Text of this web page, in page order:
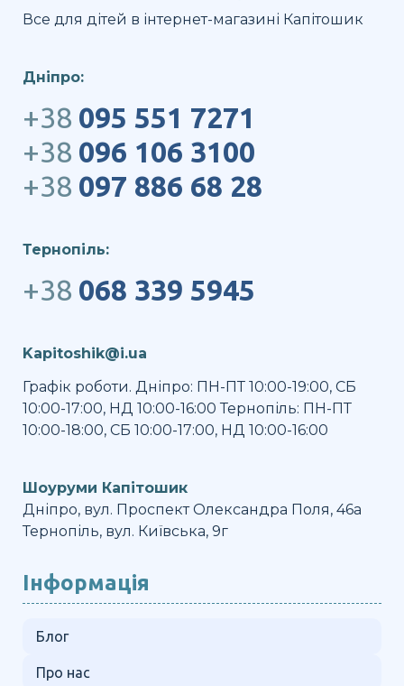
Все для дітей в інтернет-магазині Капітошик
Дніпро:
+38 095 551 7271
+38 096 106 3100
+38 097 886 68 28
Тернопіль:
+38 068 339 5945
Kapitoshik@i.ua
Графік роботи. Дніпро: ПН-ПТ 10:00-19:00, СБ
10:00-17:00, НД 10:00-16:00 Тернопіль: ПН-ПТ
10:00-18:00, СБ 10:00-17:00, НД 10:00-16:00
Шоуруми Капітошик
Дніпро, вул. Проспект Олександра Поля, 46а
Тернопіль, вул. Київська, 9г
Інформація
Блог
Про нас